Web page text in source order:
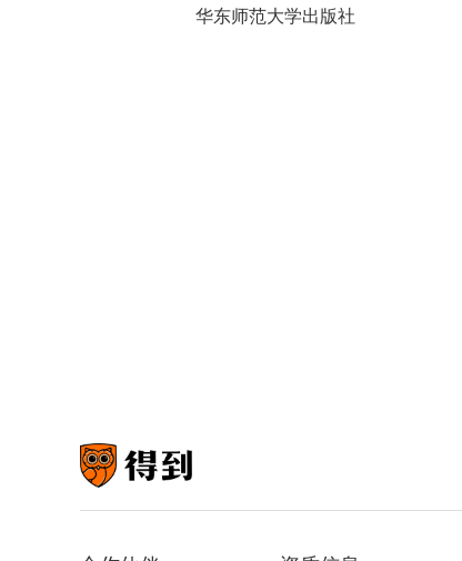
华东师范大学出版社